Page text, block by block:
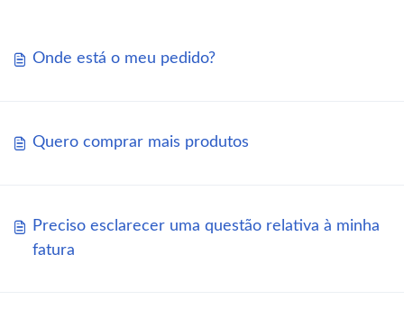
Onde está o meu pedido?
Quero comprar mais produtos
Preciso esclarecer uma questão relativa à minha
fatura